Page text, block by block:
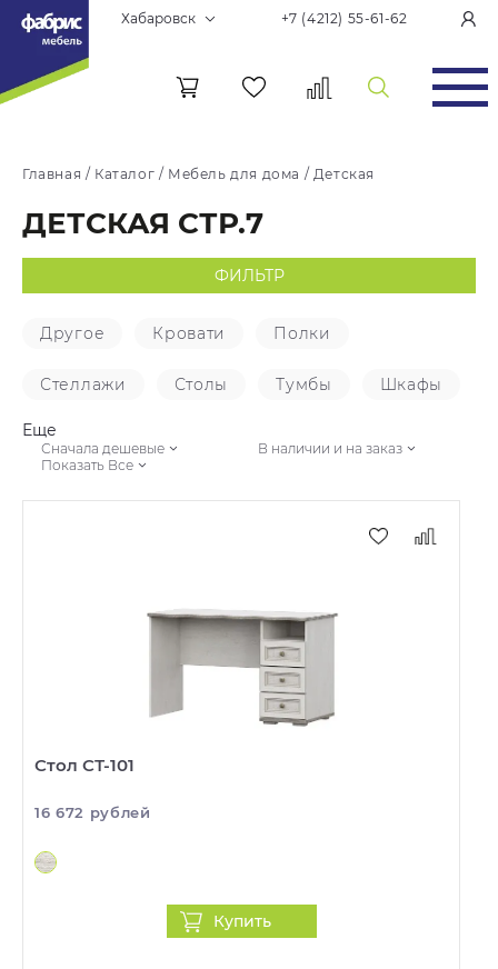
Хабаровск +7 (4212) 55-61-62
Главная / Каталог / Мебель для дома / Детская
ДЕТСКАЯ СТР.7
ФИЛЬТР
Другое Кровати Полки
Стеллажи Столы Тумбы Шкафы
Еще
Сначала дешевые
В наличии и на заказ
Показать Все
Стол СТ-101
16 672 рублей
Купить